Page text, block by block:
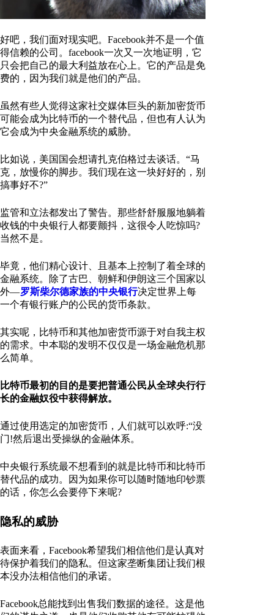
好吧，我们面对现实吧。Facebook并不是一个值
得信赖的公司。facebook一次又一次地证明，它
只会把自己的最大利益放在心上。它的产品是免
费的，因为我们就是他们的产品。
虽然有些人觉得这家社交媒体巨头的新加密货币
可能会成为比特币的一个替代品，但也有人认为
它会成为中央金融系统的威胁。
比如说，美国国会想请扎克伯格过去谈话。“马
克，放慢你的脚步。我们现在这一块好好的，别
搞事好不?”
监管和立法都发出了警告。那些舒舒服服地躺着
收钱的中央银行人都要颤抖，这很令人吃惊吗?
当然不是。
毕竟，他们精心设计、且基本上控制了着全球的
金融系统。除了古巴、朝鲜和伊朗这三个国家以
外—罗斯柴尔德家族的中央银行决定世界上每
一个有银行账户的公民的货币条款。
其实呢，比特币和其他加密货币源于对自我主权
的需求。中本聪的发明不仅仅是一场金融危机那
么简单。
比特币最初的目的是要把普通公民从全球央行行
长的金融奴役中获得解放。
通过使用选定的加密货币，人们就可以欢呼:“没
门!然后退出受操纵的金融体系。
中央银行系统最不想看到的就是比特币和比特币
替代品的成功。因为如果你可以随时随地印钞票
的话，你怎么会要停下来呢?
隐私的威胁
表面来看，Facebook希望我们相信他们是认真对
待保护着我们的隐私。但这家垄断集团让我们根
本没办法相信他们的承诺。
Facebook总能找到出售我们数据的途径。这是他